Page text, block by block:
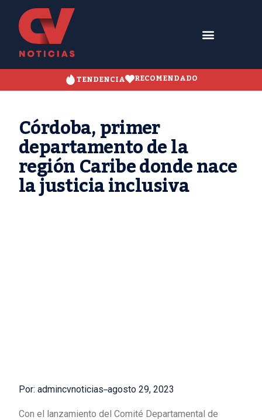
TENDENCIA RECOMENDADO
Córdoba, primer
departamento de la
región Caribe donde nace
la justicia inclusiva
Por: admincvnoticias agosto 29, 2023
Con el lanzamiento del Comité Departamental de